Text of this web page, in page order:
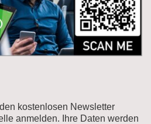
kostenlosen Newsletter
anmelden. Ihre Daten werden